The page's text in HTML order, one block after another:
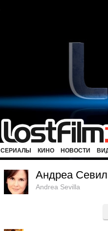
СЕРИАЛЫ КИНО НОВОСТИ
Андреа
Andrea Sevilla